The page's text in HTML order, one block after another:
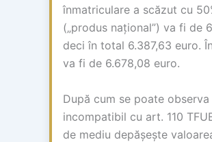
înmatriculare a scăzut cu
(„produs național”) va fi de
deci în total 6.387,63 euro.
va fi de 6.678,08 euro.
După cum se poate
incompatibil cu art. 110
de mediu depășește